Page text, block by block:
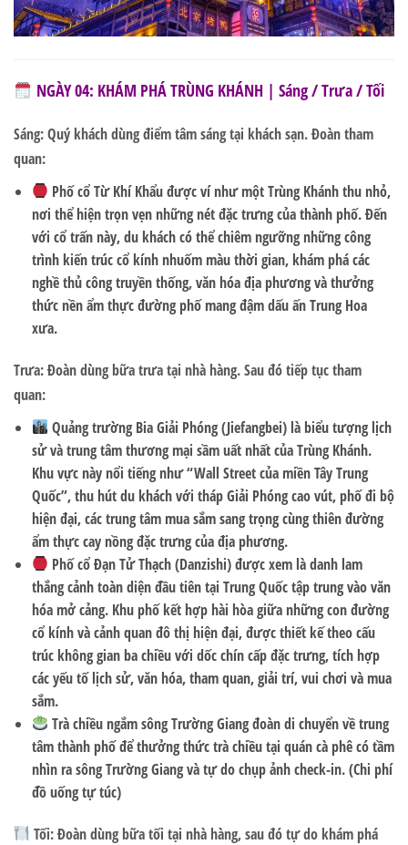
NGÀY 04: KHÁM PHÁ TRÙNG KHÁNH | Sáng / Trưa / Tối
Sáng:Quý khách dùng điểm tâm sáng tại khách sạn. Đoàn tham
quan:
Phố cổ Từ Khí Khẩuđược ví như một Trùng Khánh thu nhỏ,
nơi thể hiện trọn vẹn những nét đặc trưng của thành phố. Đến
với cổ trấn này, du khách có thể chiêm ngưỡng những công
trình kiến trúc cổ kính nhuốm màu thời gian, khám phá các
nghề thủ công truyền thống, văn hóa địa phương và thưởng
thức nền ẩm thực đường phố mang đậm dấu ấn Trung Hoa
xưa.
Trưa:Đoàn dùng bữa trưa tại nhà hàng. Sau đó tiếp tục tham
quan:
Quảng trường Bia Giải Phóng (Jiefangbei) là biểu tượng lịch
sử và trung tâm thương mại sầm uất nhất của Trùng Khánh.
Khu vực này nổi tiếng như “Wall Street của miền Tây Trung
Quốc”, thu hút du khách với tháp Giải Phóng cao vút, phố đi bộ
hiện đại, các trung tâm mua sắm sang trọng cùng thiên đường
ẩm thực cay nồng đặc trưng của địa phương.
Phố cổ Đạn Tử Thạch (Danzishi)được xem là danh lam
thắng cảnh toàn diện đầu tiên tại Trung Quốc tập trung vào văn
hóa mở cảng. Khu phố kết hợp hài hòa giữa những con đường
cổ kính và cảnh quan đô thị hiện đại, được thiết kế theo cấu
trúc không gian ba chiều với dốc chín cấp đặc trưng, tích hợp
các yếu tố lịch sử, văn hóa, tham quan, giải trí, vui chơi và mua
sắm.
Trà chiều ngắm sông Trường Giangđoàn di chuyển về trung
tâm thành phố để thưởng thức trà chiều tại quán cà phê có tầm
nhìn ra sông Trường Giang và tự do chụp ảnh check-in. (Chi phí
đồ uống tự túc)
Tối:Đoàn dùng bữa tối tại nhà hàng, sau đó tự do khám phá